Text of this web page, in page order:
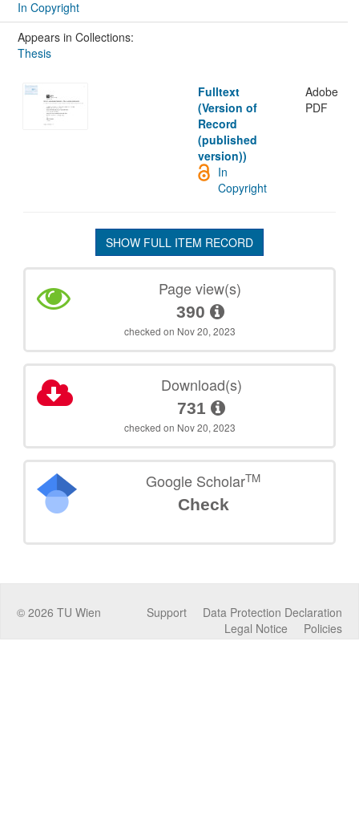
In Copyright
Appears in Collections:
Thesis
Fulltext
(Version of
Record
(published
version))
Adobe
PDF
In
Copyright
SHOW FULL ITEM RECORD
Page view(s)
390
checked on Nov 20, 2023
Download(s)
731
checked on Nov 20, 2023
Google ScholarTM
Check
© 2026 TU Wien Data Protection Declaration
Support
Policies
Legal Notice